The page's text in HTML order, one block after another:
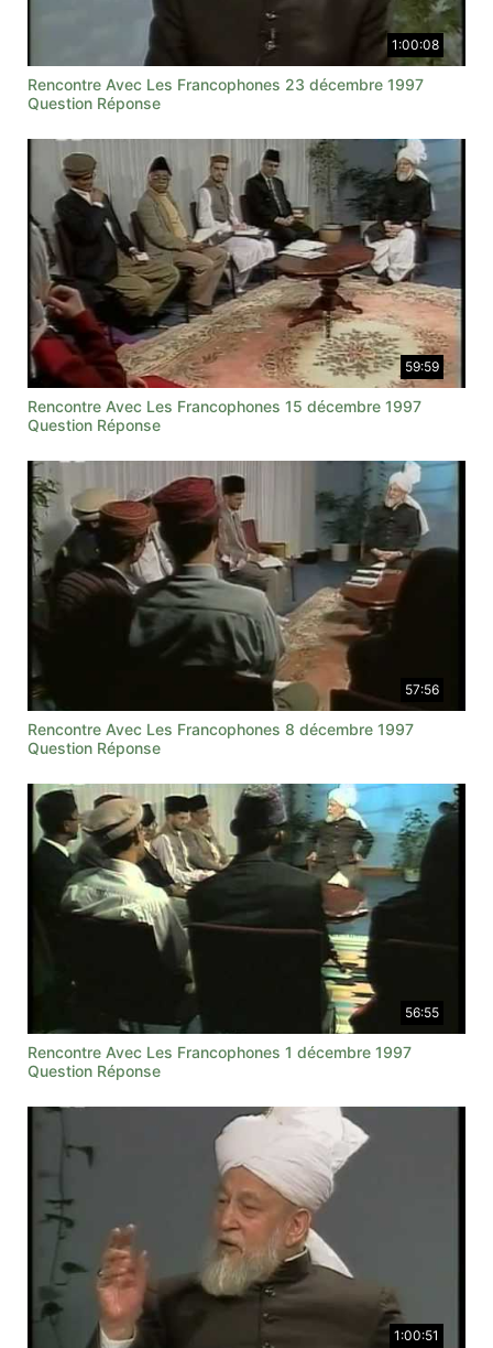
1:00:08
Rencontre Avec Les Francophones 23 décembre 1997
Question Réponse
59:59
Rencontre Avec Les Francophones 15 décembre 1997
Question Réponse
57:56
Rencontre Avec Les Francophones 8 décembre 1997
Question Réponse
56:55
Rencontre Avec Les Francophones 1 décembre 1997
Question Réponse
1:00:51